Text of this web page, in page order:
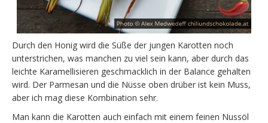
Durch den Honig wird die Süße der jungen Karotten noch
unterstrichen, was manchen zu viel sein kann, aber durch das
leichte Karamellisieren geschmacklich in der Balance gehalten
wird. Der Parmesan und die Nüsse oben drüber ist kein Muss,
aber ich mag diese Kombination sehr.
Man kann die Karotten auch einfach mit einem feinen Nussöl